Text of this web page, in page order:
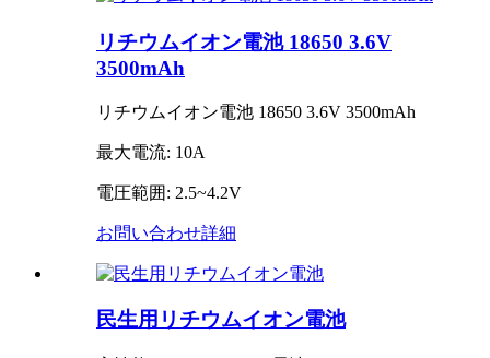
リチウムイオン電池 18650 3.6V
3500mAh
リチウムイオン電池 18650 3.6V 3500mAh
最大電流: 10A
電圧範囲: 2.5~4.2V
お問い合わせ詳細
民生用リチウムイオン電池